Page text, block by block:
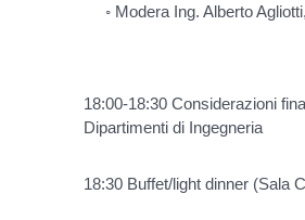
◦ Modera Ing. Alberto
18:00-18:30 Considerazioni
Dipartimenti di Ingegneria
18:30 Buffet/light dinner (Sala